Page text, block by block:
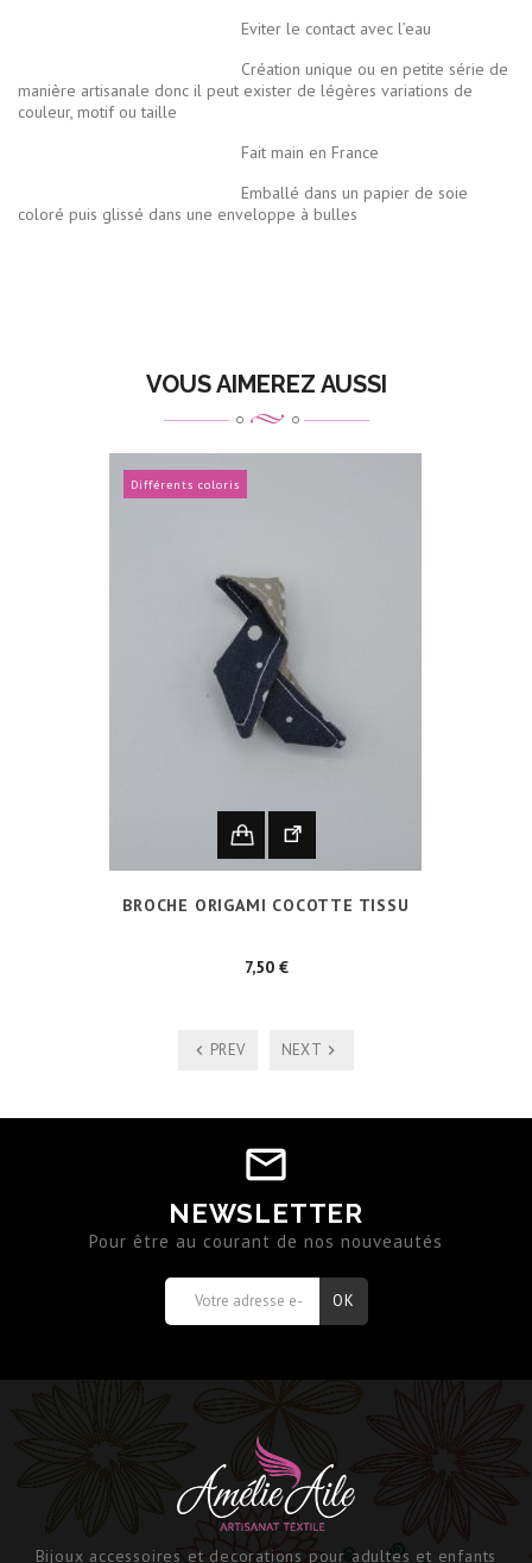
Eviter le contact avec l’eau
Création unique ou en petite série de
manière artisanale donc il peut exister de légères variations de
couleur, motif ou taille
Fait main en France
Emballé dans un papier de soie
coloré puis glissé dans une enveloppe à bulles
VOUS AIMEREZ AUSSI
Différents coloris
BROCHE ORIGAMI COCOTTE TISSU
7,50 €Prix
PREV NEXT
NEWSLETTER
Pour être au courant de nos nouveautés
Bijoux accessoires et decorations pour adultes et enfants